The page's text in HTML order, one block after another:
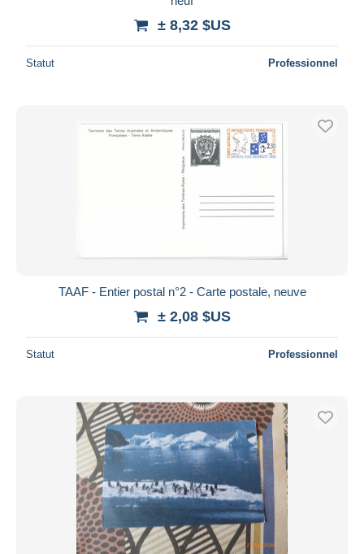
± 8,32 $US
Statut Professionnel
TAAF - Entier postal n°2 - Carte postale, neuve
± 2,08 $US
Statut Professionnel